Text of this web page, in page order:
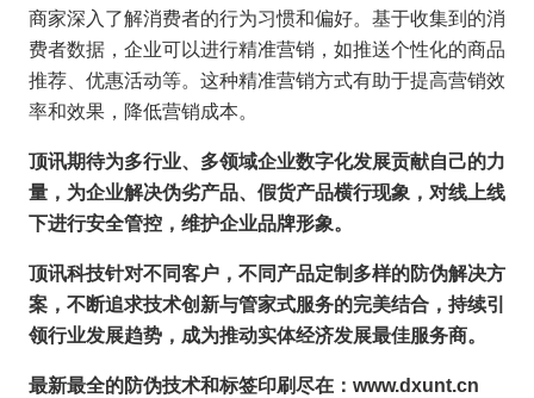
商家深入了解消费者的行为习惯和偏好。基于收集到的消
费者数据，企业可以进行精准营销，如推送个性化的商品
推荐、优惠活动等。这种精准营销方式有助于提高营销效
率和效果，降低营销成本。
顶讯期待为多行业、多领域企业数字化发展贡献自己的力
量，为企业解决伪劣产品、假货产品横行现象，对线上线
下进行安全管控，维护企业品牌形象。
顶讯科技针对不同客户，不同产品定制多样的防伪解决方
案，不断追求技术创新与管家式服务的完美结合，持续引
领行业发展趋势，成为推动实体经济发展最佳服务商。
最新最全的防伪技术和标签印刷尽在：www.dxunt.cn